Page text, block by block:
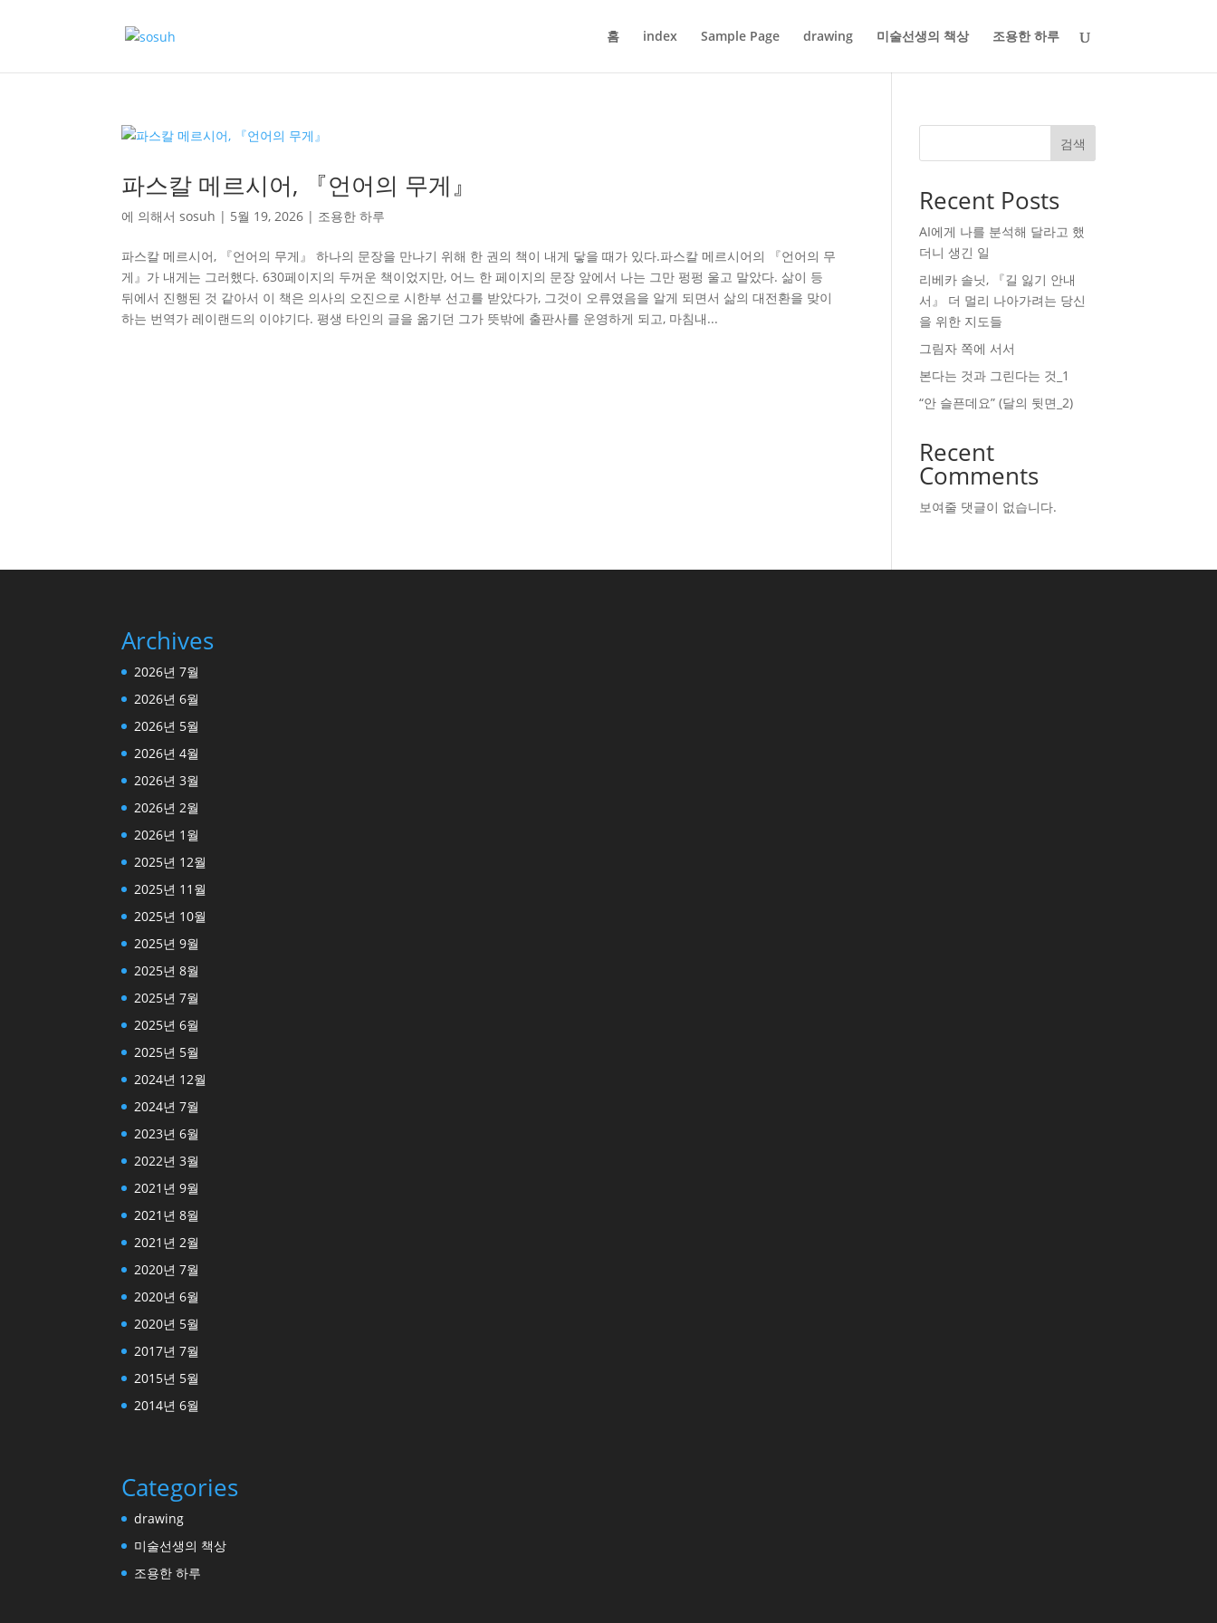
홈 index Sample Page drawing 미술선생의 책상 조용한 하루
파스칼 메르시어, 『언어의 무게』
에 의해서sosuh | 5월 19, 2026 | 조용한 하루
파스칼 메르시어, 『언어의 무게』 하나의 문장을 만나기 위해 한 권의 책이 내게 닿을 때가 있다.파스칼 메르시어의 『언어의 무
게』가 내게는 그러했다. 630페이지의 두꺼운 책이었지만, 어느 한 페이지의 문장 앞에서 나는 그만 펑펑 울고 말았다. 삶이 등
뒤에서 진행된 것 같아서 이 책은 의사의 오진으로 시한부 선고를 받았다가, 그것이 오류였음을 알게 되면서 삶의 대전환을 맞이
하는 번역가 레이랜드의 이야기다. 평생 타인의 글을 옮기던 그가 뜻밖에 출판사를 운영하게 되고, 마침내...
검색
Recent Posts
AI에게 나를 분석해 달라고 했
더니 생긴 일
리베카 솔닛, 『길 잃기 안내
서』 더 멀리 나아가려는 당신
을 위한 지도들
그림자 쪽에 서서
본다는 것과 그린다는 것_1
“안 슬픈데요” (달의 뒷면_2)
Recent
Comments
보여줄 댓글이 없습니다.
Archives
2026년 7월
2026년 6월
2026년 5월
2026년 4월
2026년 3월
2026년 2월
2026년 1월
2025년 12월
2025년 11월
2025년 10월
2025년 9월
2025년 8월
2025년 7월
2025년 6월
2025년 5월
2024년 12월
2024년 7월
2023년 6월
2022년 3월
2021년 9월
2021년 8월
2021년 2월
2020년 7월
2020년 6월
2020년 5월
2017년 7월
2015년 5월
2014년 6월
Categories
drawing
미술선생의 책상
조용한 하루